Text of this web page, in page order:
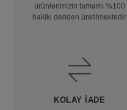
ürünlerimizin tamamı %100
hakiki deriden üretilmektedir
KOLAY İADE